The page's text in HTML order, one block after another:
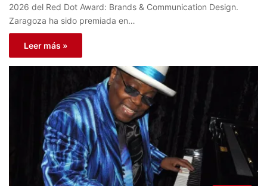
2026 del Red Dot Award: Brands & Communication Design.
Zaragoza ha sido premiada en…
Leer más »